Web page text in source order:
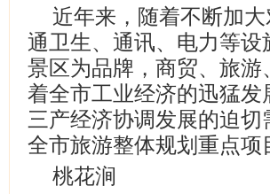
近年来，随着不断加
通卫生、通讯、电力等
景区为品牌，商贸、旅
着全市工业经济的迅猛
三产经济协调发展的迫
全市旅游整体规划重点项
桃花涧